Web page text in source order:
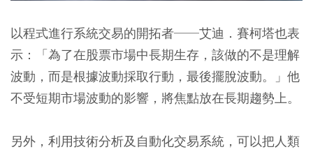
以程式進行系統交易的開拓者──艾迪．賽柯塔也表
示：「為了在股票市場中長期生存，該做的不是理解
波動，而是根據波動採取行動，最後擺脫波動。」他
不受短期市場波動的影響，將焦點放在長期趨勢上。
另外，利用技術分析及自動化交易系統，可以把人類